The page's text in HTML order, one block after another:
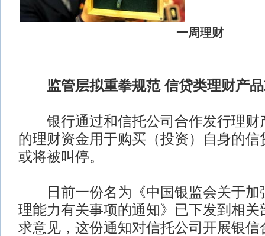
一周理财
监管层拟重拳规范 信贷类理财产
银行通过和信托公司合作发行理财
的理财资金用于购买（投资）自身的信
或将被叫停。
日前一份名为《中国银监会关于加
理能力有关事项的通知》已下发到相关
求意见，这份通知对信托公司开展银信